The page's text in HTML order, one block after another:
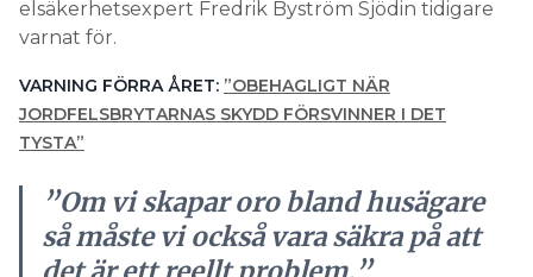
elsäkerhetsexpert Fredrik Byström Sjödin tidigare
varnat för.
VARNING FÖRRA ÅRET: ”OBEHAGLIGT NÄR
JORDFELSBRYTARNAS SKYDD FÖRSVINNER I DET
TYSTA”
”Om vi skapar oro bland husägare
så måste vi också vara säkra på att